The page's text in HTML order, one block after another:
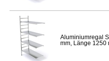
Aluminiumregal
mm, Länge 1250